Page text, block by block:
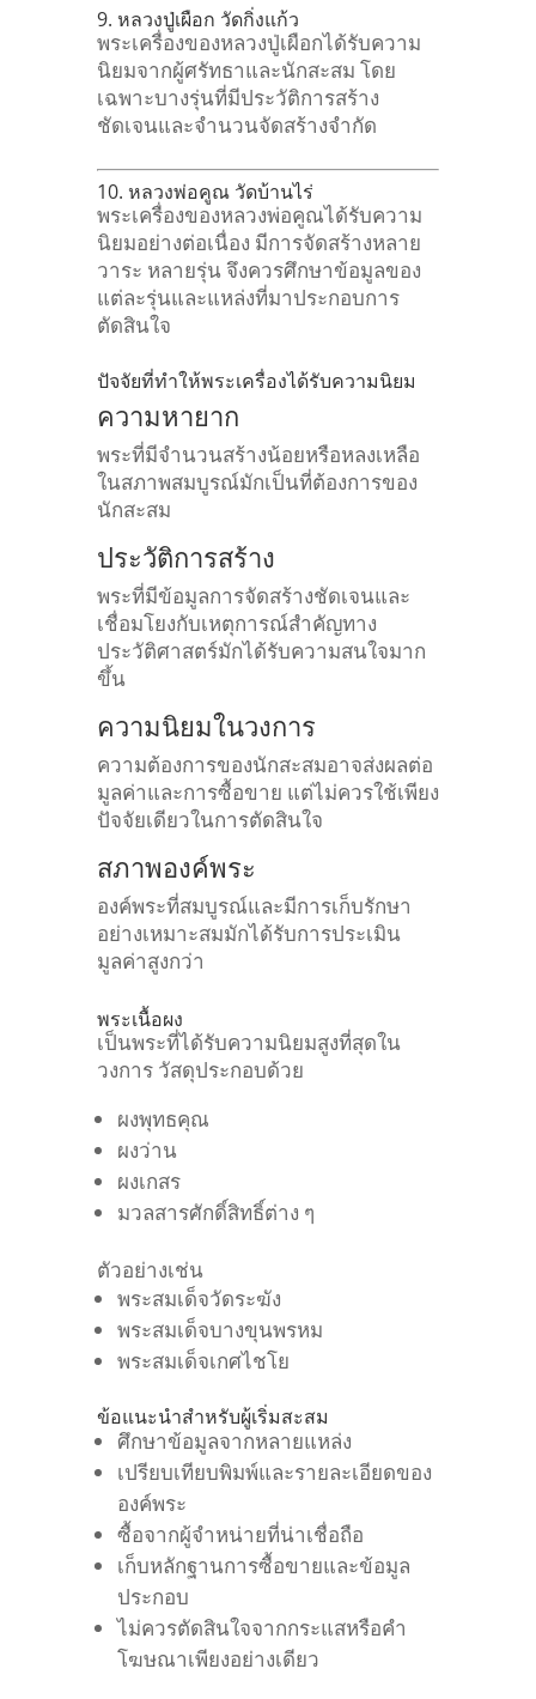
9. หลวงปู่เผือก วัดกิ่งแก้ว
พระเครื่องของหลวงปู่เผือกได้รับความ
นิยมจากผู้ศรัทธาและนักสะสม โดย
เฉพาะบางรุ่นที่มีประวัติการสร้าง
ชัดเจนและจำนวนจัดสร้างจำกัด
10. หลวงพ่อคูณ วัดบ้านไร่
พระเครื่องของหลวงพ่อคูณได้รับความ
นิยมอย่างต่อเนื่อง มีการจัดสร้างหลาย
วาระ หลายรุ่น จึงควรศึกษาข้อมูลของ
แต่ละรุ่นและแหล่งที่มาประกอบการ
ตัดสินใจ
ปัจจัยที่ทำให้พระเครื่องได้รับความนิยม
ความหายาก
พระที่มีจำนวนสร้างน้อยหรือหลงเหลือ
ในสภาพสมบูรณ์มักเป็นที่ต้องการของ
นักสะสม
ประวัติการสร้าง
พระที่มีข้อมูลการจัดสร้างชัดเจนและ
เชื่อมโยงกับเหตุการณ์สำคัญทาง
ประวัติศาสตร์มักได้รับความสนใจมาก
ขึ้น
ความนิยมในวงการ
ความต้องการของนักสะสมอาจส่งผลต่อ
มูลค่าและการซื้อขาย แต่ไม่ควรใช้เพียง
ปัจจัยเดียวในการตัดสินใจ
สภาพองค์พระ
องค์พระที่สมบูรณ์และมีการเก็บรักษา
อย่างเหมาะสมมักได้รับการประเมิน
มูลค่าสูงกว่า
พระเนื้อผง
เป็นพระที่ได้รับความนิยมสูงที่สุดใน
วงการ วัสดุประกอบด้วย
ผงพุทธคุณ
ผงว่าน
ผงเกสร
มวลสารศักดิ์สิทธิ์ต่าง ๆ
ตัวอย่างเช่น
พระสมเด็จวัดระฆัง
พระสมเด็จบางขุนพรหม
พระสมเด็จเกศไชโย
ข้อแนะนำสำหรับผู้เริ่มสะสม
ศึกษาข้อมูลจากหลายแหล่ง
เปรียบเทียบพิมพ์และรายละเอียดของ
องค์พระ
ซื้อจากผู้จำหน่ายที่น่าเชื่อถือ
เก็บหลักฐานการซื้อขายและข้อมูล
ประกอบ
ไม่ควรตัดสินใจจากกระแสหรือคำ
โฆษณาเพียงอย่างเดียว